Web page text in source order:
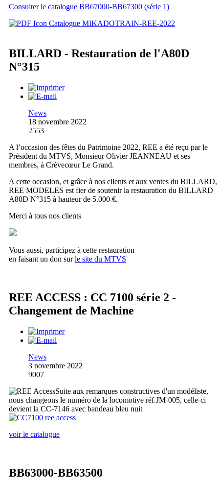
Consulter le catalogue BB67000-BB67300 (série 1)
Catalogue MIKADOTRAIN-REE-2022
BILLARD - Restauration de l'A80D
N°315
News
18 novembre 2022
2553
A l’occasion des fêtes du Patrimoine 2022, REE a été reçu par le
Président du MTVS, Monsieur Olivier JEANNEAU et ses
membres, à Crèvecœur Le Grand.
A cette occasion, et grâce à nos clients et aux ventes du BILLARD,
REE MODELES est fier de soutenir la restauration du BILLARD
A80D N°315 à hauteur de 5.000 €.
Merci à tous nos clients
Vous aussi, participez à cette restauration
en faisant un don surle site du MTVS
REE ACCESS : CC 7100 série 2 -
Changement de Machine
News
3 novembre 2022
9007
Suite aux remarques constructives d'un modéliste,
nous changeons le numéro de la locomotive réf.JM-005, celle-ci
devient la CC-7146 avec bandeau bleu nuit
voir le catalogue
BB63000-BB63500